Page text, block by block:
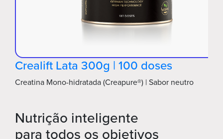
Crealift Lata 300g | 100 doses
Creatina Mono-hidratada (Creapure®) | Sabor neutro
Nutrição inteligente
para todos os objetivos